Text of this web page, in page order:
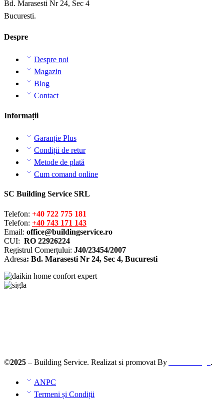
Bd. Marasesti Nr 24, Sec 4
Bucuresti.
Despre
Despre noi
Magazin
Blog
Contact
Informații
Garanție Plus
Condiții de retur
Metode de plată
Cum comand online
SC Building Service SRL
Telefon: +40 722 775 181
Telefon: +40 743 171 143
Email: office@buildingservice.ro
CUI: RO 22926224
Registrul Comerțului: J40/23454/2007
Adresa: Bd. Marasesti Nr 24, Sec 4, Bucuresti
©2025 – Building Service. Realizat si promovat By .
ANPC
Termeni și Condiții